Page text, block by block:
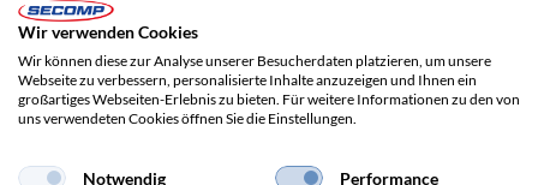
Impressum AGB Haftungsausschluss Datenschutz
Wir verwenden Cookies
Wir können diese zur Analyse unserer Besucherdaten platzieren, um unsere
Webseite zu verbessern, personalisierte Inhalte anzuzeigen und Ihnen ein
großartiges Webseiten-Erlebnis zu bieten. Für weitere Informationen zu den von
uns verwendeten Cookies öffnen Sie die Einstellungen.
Notwendig Performance